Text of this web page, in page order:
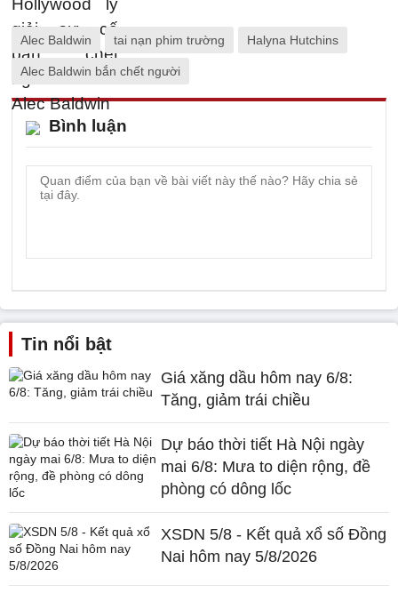
Alec Baldwin tai nạn phim trường Halyna Hutchins
Alec Baldwin bắn chết người
Bình luận
Tin nổi bật
Giá xăng dầu hôm nay 6/8:
Tăng, giảm trái chiều
Dự báo thời tiết Hà Nội ngày
mai 6/8: Mưa to diện rộng, đề
phòng có dông lốc
XSDN 5/8 - Kết quả xổ số Đồng
Nai hôm nay 5/8/2026